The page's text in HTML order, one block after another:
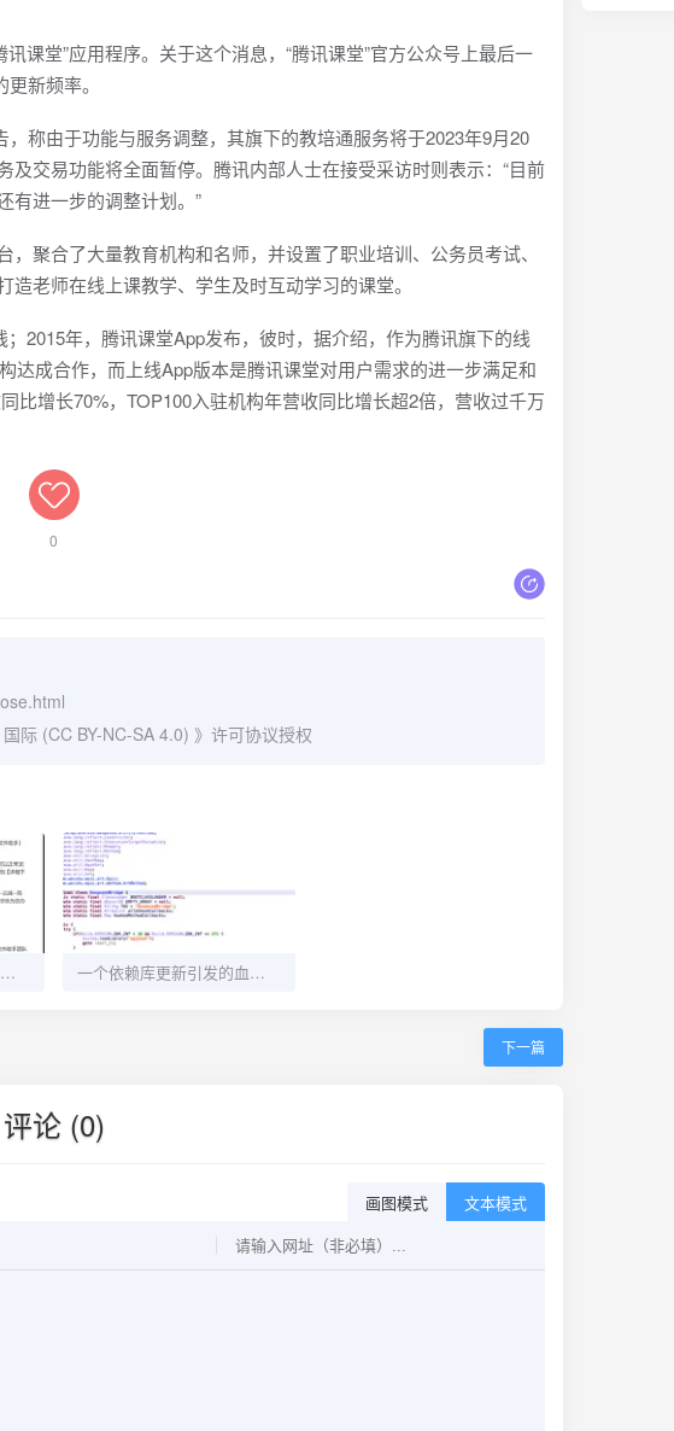
课堂”应用程序。关于这个消息，“腾讯课堂”官方公众号上最后一
新频率。
称由于功能与服务调整，其旗下的教培通服务将于2023年9月20
交易功能将全面暂停。腾讯内部人士在接受采访时则表示：“目前
有进一步的调整计划。”
聚合了大量教育机构和名师，并设置了职业培训、公务员考试、
老师在线上课教学、学生及时互动学习的课堂。
2015年，腾讯课堂App发布，彼时，据介绍，作为腾讯旗下的线
达成合作，而上线App版本是腾讯课堂对用户需求的进一步满足和
比增长70%，TOP100入驻机构年营收同比增长超2倍，营收过千万
0
际 (CC BY-NC-SA 4.0) 》许可协议授权
腾讯宣布：腾讯文件助手将于10月停运 一个依赖库更新引发的血案：QQ 号被冻结技术分析
下一篇
评论 (0)
画图模式 文本模式